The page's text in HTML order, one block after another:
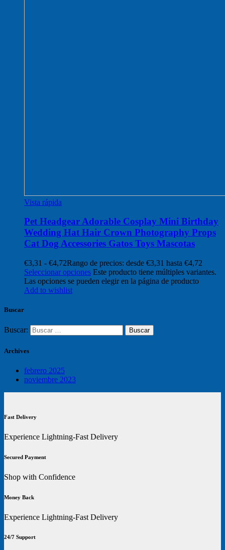
Vista rápida
Pet Headgear Adorable Cosplay Mini Birthday
Wedding Hat Hair Crown Photography Props
Cat Dog Accessories Gatos Toys Mascotas
€3,31 - €4,72Rango de precios: desde €3,31 hasta €4,72
Seleccionar opciones Este producto tiene múltiples variantes.
Las opciones se pueden elegir en la página de producto
Add to wishlist
Buscar
Buscar:
Archives
febrero 2025
noviembre 2023
Fast Delivery
Experience Lightning-Fast Delivery
Secured Payment
Shop with Confidence
Money Back
Experience Lightning-Fast Delivery
24/7 Support